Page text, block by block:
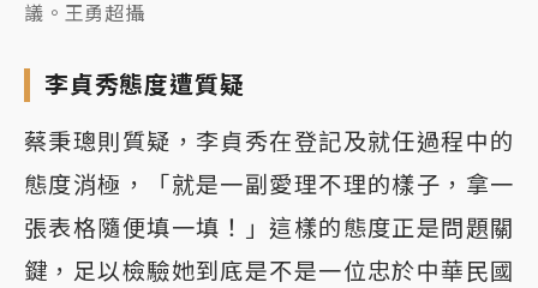
議。王勇超攝
李貞秀態度遭質疑
蔡秉璁則質疑，李貞秀在登記及就任過程中的
態度消極，「就是一副愛理不理的樣子，拿一
張表格隨便填一填！」這樣的態度正是問題關
鍵，足以檢驗她到底是不是一位忠於中華民國